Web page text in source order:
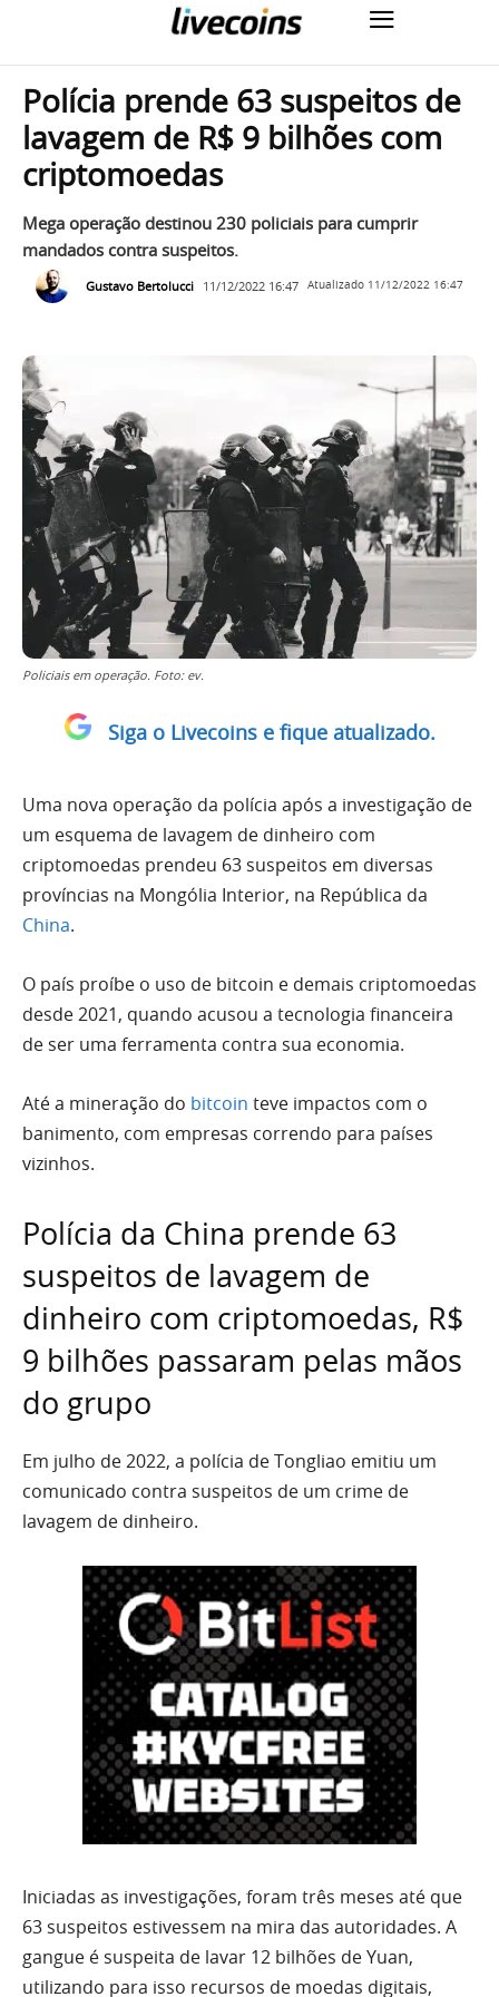
Polícia prende 63 suspeitos de
lavagem de R$ 9 bilhões com
criptomoedas
Mega operação destinou 230 policiais para cumprir
mandados contra suspeitos.
Gustavo Bertolucci 11/12/2022 16:47 Atualizado 11/12/2022 16:47
Policiais em operação. Foto: ev.
Siga o Livecoins e fique atualizado.
Uma nova operação da polícia após a investigação de
um esquema de lavagem de dinheiro com
criptomoedas prendeu 63 suspeitos em diversas
províncias na Mongólia Interior, na República da
China.
O país proíbe o uso de bitcoin e demais criptomoedas
desde 2021, quando acusou a tecnologia financeira
de ser uma ferramenta contra sua economia.
Até a mineração do bitcoin teve impactos com o
banimento, com empresas correndo para países
vizinhos.
Polícia da China prende 63
suspeitos de lavagem de
dinheiro com criptomoedas, R$
9 bilhões passaram pelas mãos
do grupo
Em julho de 2022, a polícia de Tongliao emitiu um
comunicado contra suspeitos de um crime de
lavagem de dinheiro.
Iniciadas as investigações, foram três meses até que
63 suspeitos estivessem na mira das autoridades. A
gangue é suspeita de lavar 12 bilhões de Yuan,
utilizando para isso recursos de moedas digitais,